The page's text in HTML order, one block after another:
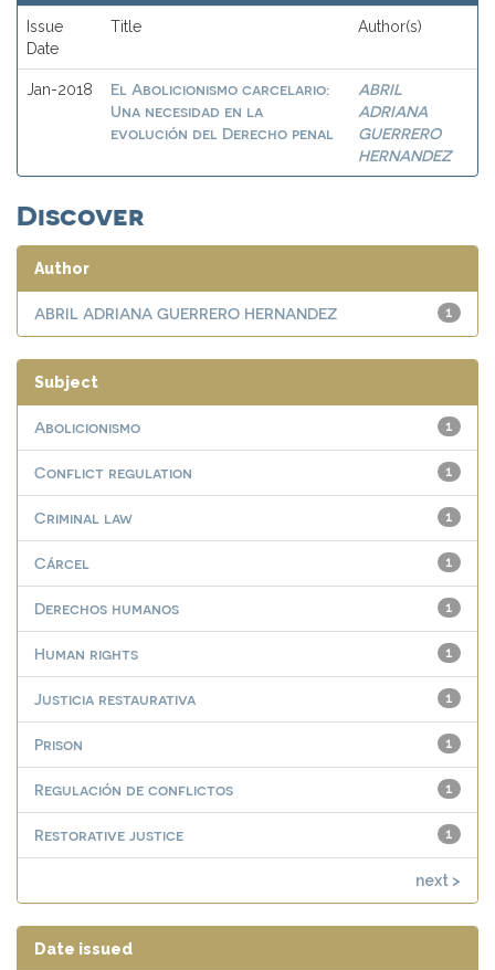
Issue
Date
Title Author(s)
Jan-2018
El Abolicionismo carcelario:
Una necesidad en la
evolución del Derecho penal
ABRIL
ADRIANA
GUERRERO
HERNANDEZ
Discover
Author
1
ABRIL ADRIANA GUERRERO HERNANDEZ
Subject
1
Abolicionismo
1
Conflict regulation
1
Criminal law
1
Cárcel
1
Derechos humanos
1
Human rights
1
Justicia restaurativa
1
Prison
1
Regulación de conflictos
1
Restorative justice
next >
Date issued